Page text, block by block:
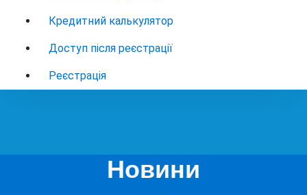
Кредитний калькулятор
Доступ після реєстрації
Реєстрація
Новини